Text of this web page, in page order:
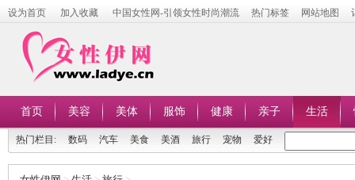
设为首页 加入收藏 中国女性网-引领女性时尚潮流 热门标签 网站地图
首页 美容 美体 服饰 健康 亲子 生活
热门栏目: 数码 汽车 美食 美酒 旅行 宠物 爱好